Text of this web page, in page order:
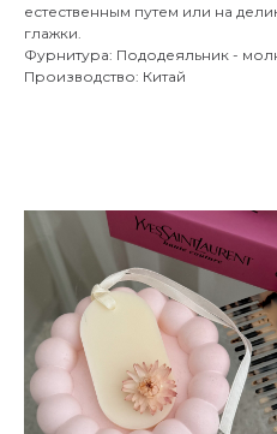
естественным путем или на
глажки.
Фурнитура: Пододеяльник -
Производство: Китай